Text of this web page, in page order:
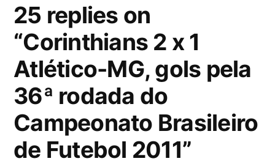
25 replies on
“Corinthians 2 x 1
Atlético-MG, gols pela
36ª rodada do
Campeonato Brasileiro
de Futebol 2011”